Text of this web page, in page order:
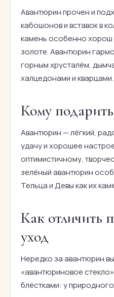
Авантюрин прочен и
кабошонов и вставок в
камень особенно хорош
золоте. Авантюрин
горным хрусталём,
халцедонами и кварцами.
Кому подарить
Авантюрин — лёгкий,
удачу и хорошее
оптимистичному,
зелёный авантюрин
Тельца и Девы как их
Как отличить
уход
Нередко за авантюрин
«авантюриновое
блёстками: у